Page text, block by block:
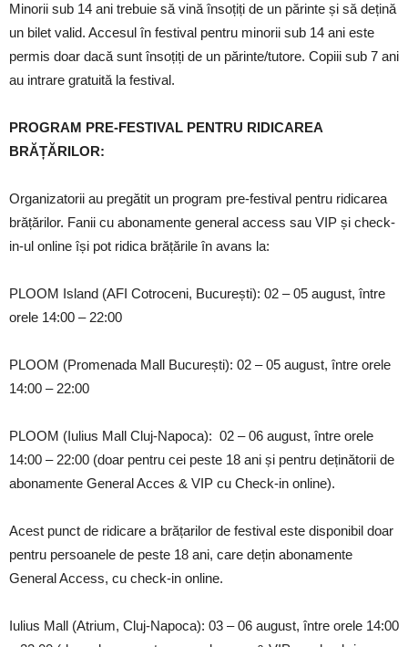
Minorii sub 14 ani trebuie să vină însoțiți de un părinte și să dețină
un bilet valid. Accesul în festival pentru minorii sub 14 ani este
permis doar dacă sunt însoțiți de un părinte/tutore. Copiii sub 7 ani
au intrare gratuită la festival.
PROGRAM PRE-FESTIVAL PENTRU RIDICAREA
BRĂȚĂRILOR:
Organizatorii au pregătit un program pre-festival pentru ridicarea
brățărilor. Fanii cu abonamente general access sau VIP și check-
in-ul online își pot ridica brățările în avans la:
PLOOM Island (AFI Cotroceni, București): 02 – 05 august, între
orele 14:00 – 22:00
PLOOM (Promenada Mall București): 02 – 05 august, între orele
14:00 – 22:00
PLOOM (Iulius Mall Cluj-Napoca): 02 – 06 august, între orele
14:00 – 22:00 (doar pentru cei peste 18 ani și pentru deținătorii de
abonamente General Acces & VIP cu Check-in online).
Acest punct de ridicare a brățarilor de festival este disponibil doar
pentru persoanele de peste 18 ani, care dețin abonamente
General Access, cu check-in online.
Iulius Mall (Atrium, Cluj-Napoca): 03 – 06 august, între orele 14:00